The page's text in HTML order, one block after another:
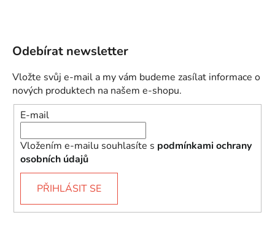
Odebírat newsletter
Vložte svůj e-mail a my vám budeme zasílat informace o
nových produktech na našem e-shopu.
E-mail
Vložením e-mailu souhlasíte s podmínkami ochrany
osobních údajů
PŘIHLÁSIT SE